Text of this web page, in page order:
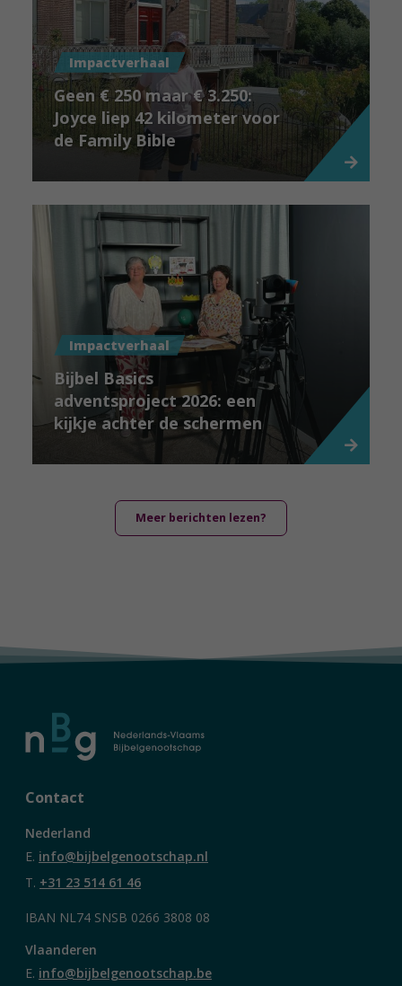
Impactverhaal
Geen € 250 maar € 3.250:
Joyce liep 42 kilometer voor
de Family Bible
Impactverhaal
Bijbel Basics
adventsproject 2026: een
kijkje achter de schermen
Meer berichten lezen?
Contact
Nederland
E. info@bijbelgenootschap.nl
T. +31 23 514 61 46
IBAN NL74 SNSB 0266 3808 08
Vlaanderen
E. info@bijbelgenootschap.be